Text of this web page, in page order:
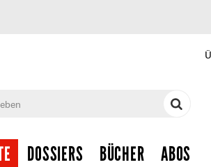
DOSSIERS BÜCHER ABOS